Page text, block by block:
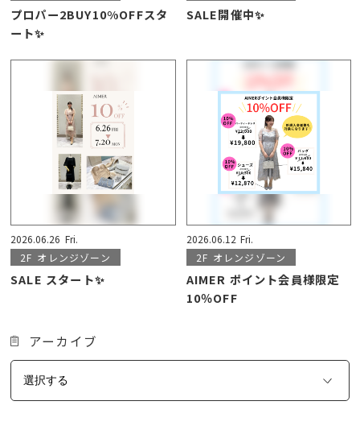
プロパー2BUY10%OFFスタ
ート✨
SALE開催中✨
2026.06.26 Fri.
2F オレンジゾーン
SALE スタート✨
2026.06.12 Fri.
2F オレンジゾーン
AIMER ポイント会員様限定
10％OFF
アーカイブ